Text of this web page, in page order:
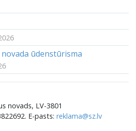
ūdenstūrisma
novads, LV-3801
E-pasts: reklama@sz.lv